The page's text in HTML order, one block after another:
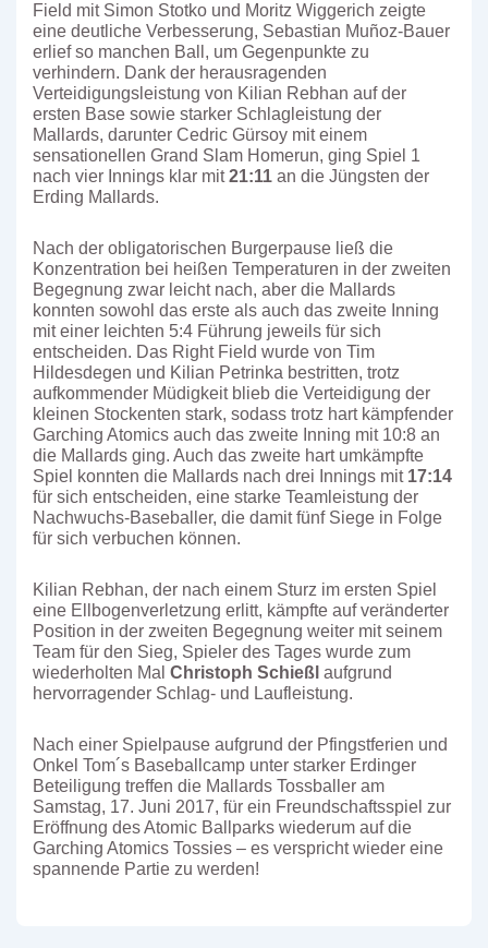
Field mit Simon Stotko und Moritz Wiggerich zeigte
eine deutliche Verbesserung, Sebastian Muñoz-Bauer
erlief so manchen Ball, um Gegenpunkte zu
verhindern. Dank der herausragenden
Verteidigungsleistung von Kilian Rebhan auf der
ersten Base sowie starker Schlagleistung der
Mallards, darunter Cedric Gürsoy mit einem
sensationellen Grand Slam Homerun, ging Spiel 1
nach vier Innings klar mit21:11 an die Jüngsten der
Erding Mallards.
Nach der obligatorischen Burgerpause ließ die
Konzentration bei heißen Temperaturen in der zweiten
Begegnung zwar leicht nach, aber die Mallards
konnten sowohl das erste als auch das zweite Inning
mit einer leichten 5:4 Führung jeweils für sich
entscheiden. Das Right Field wurde von Tim
Hildesdegen und Kilian Petrinka bestritten, trotz
aufkommender Müdigkeit blieb die Verteidigung der
kleinen Stockenten stark, sodass trotz hart kämpfender
Garching Atomics auch das zweite Inning mit 10:8 an
die Mallards ging. Auch das zweite hart umkämpfte
Spiel konnten die Mallards nach drei Innings mit 17:14
für sich entscheiden, eine starke Teamleistung der
Nachwuchs-Baseballer, die damit fünf Siege in Folge
für sich verbuchen können.
Kilian Rebhan, der nach einem Sturz im ersten Spiel
eine Ellbogenverletzung erlitt, kämpfte auf veränderter
Position in der zweiten Begegnung weiter mit seinem
Team für den Sieg, Spieler des Tages wurde zum
wiederholten Mal Christoph Schießl aufgrund
hervorragender Schlag- und Laufleistung.
Nach einer Spielpause aufgrund der Pfingstferien und
Onkel Tom´s Baseballcamp unter starker Erdinger
Beteiligung treffen die Mallards Tossballer am
Samstag, 17. Juni 2017, für ein Freundschaftsspiel zur
Eröffnung des Atomic Ballparks wiederum auf die
Garching Atomics Tossies – es verspricht wieder eine
spannende Partie zu werden!